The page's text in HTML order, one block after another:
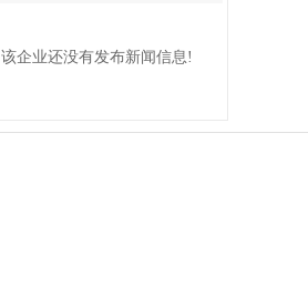
该企业还没有发布新闻信息!